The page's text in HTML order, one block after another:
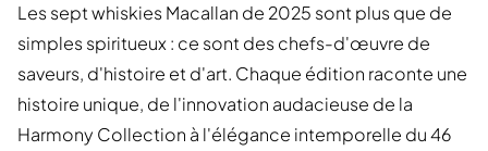
Les sept whiskies Macallan de 2025 sont plus que de
simples spiritueux : ce sont des chefs-d'œuvre de
saveurs, d'histoire et d'art. Chaque édition raconte une
histoire unique, de l'innovation audacieuse de la
Harmony Collection à l'élégance intemporelle du 46